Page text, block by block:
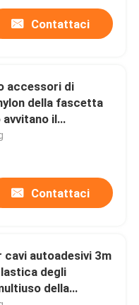
Contattaci
accessori di
della fascetta
il
clip del fermo
Contattaci
cavi autoadesivi 3m
degli
della